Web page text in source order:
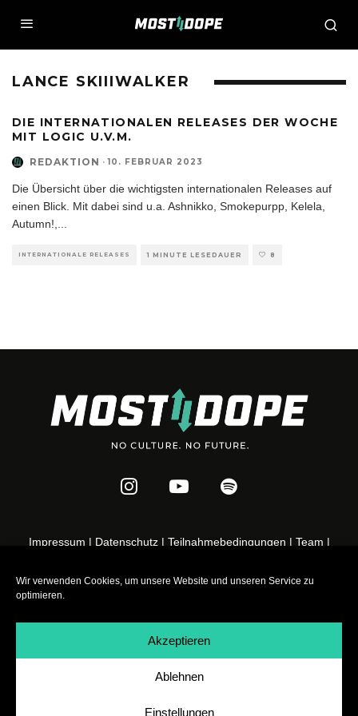
Wir verwenden Cookies, um unsere Website und unseren Service zu
optimieren.
Akzeptieren
Ablehnen
Einstellungen
LANCE SKIIIWALKER
DIE INTERNATIONALEN RELEASES DER WOCHE
MIT LOGIC U.V.M.
REDAKTION · 10. FEBRUAR 2023
Die Übersicht über die wichtigsten internationalen Releases auf
einen Blick. Mit dabei sind u.a. Ashnikko, Smokepurpp, Kelela,
Autumn!,
INTERNATIONALE RELEASES 1 MINUTE LESEDAUER 8
Impressum | Datenschutz| Teilnahmebedingungen | Team |